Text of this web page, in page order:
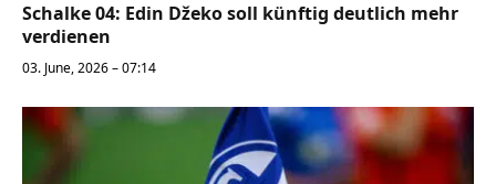
Schalke 04: Edin Džeko soll künftig deutlich mehr
verdienen
03. June, 2026 – 07:14